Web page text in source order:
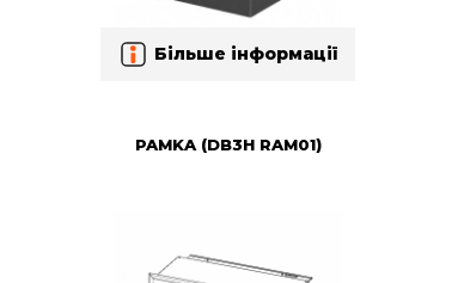
Більше інформації
PAMKA (DB3H RAM01)